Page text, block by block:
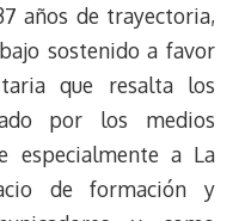
años de trayectoria,
sostenido a favor
que resalta los
por los medios
especialmente a La
de formación y